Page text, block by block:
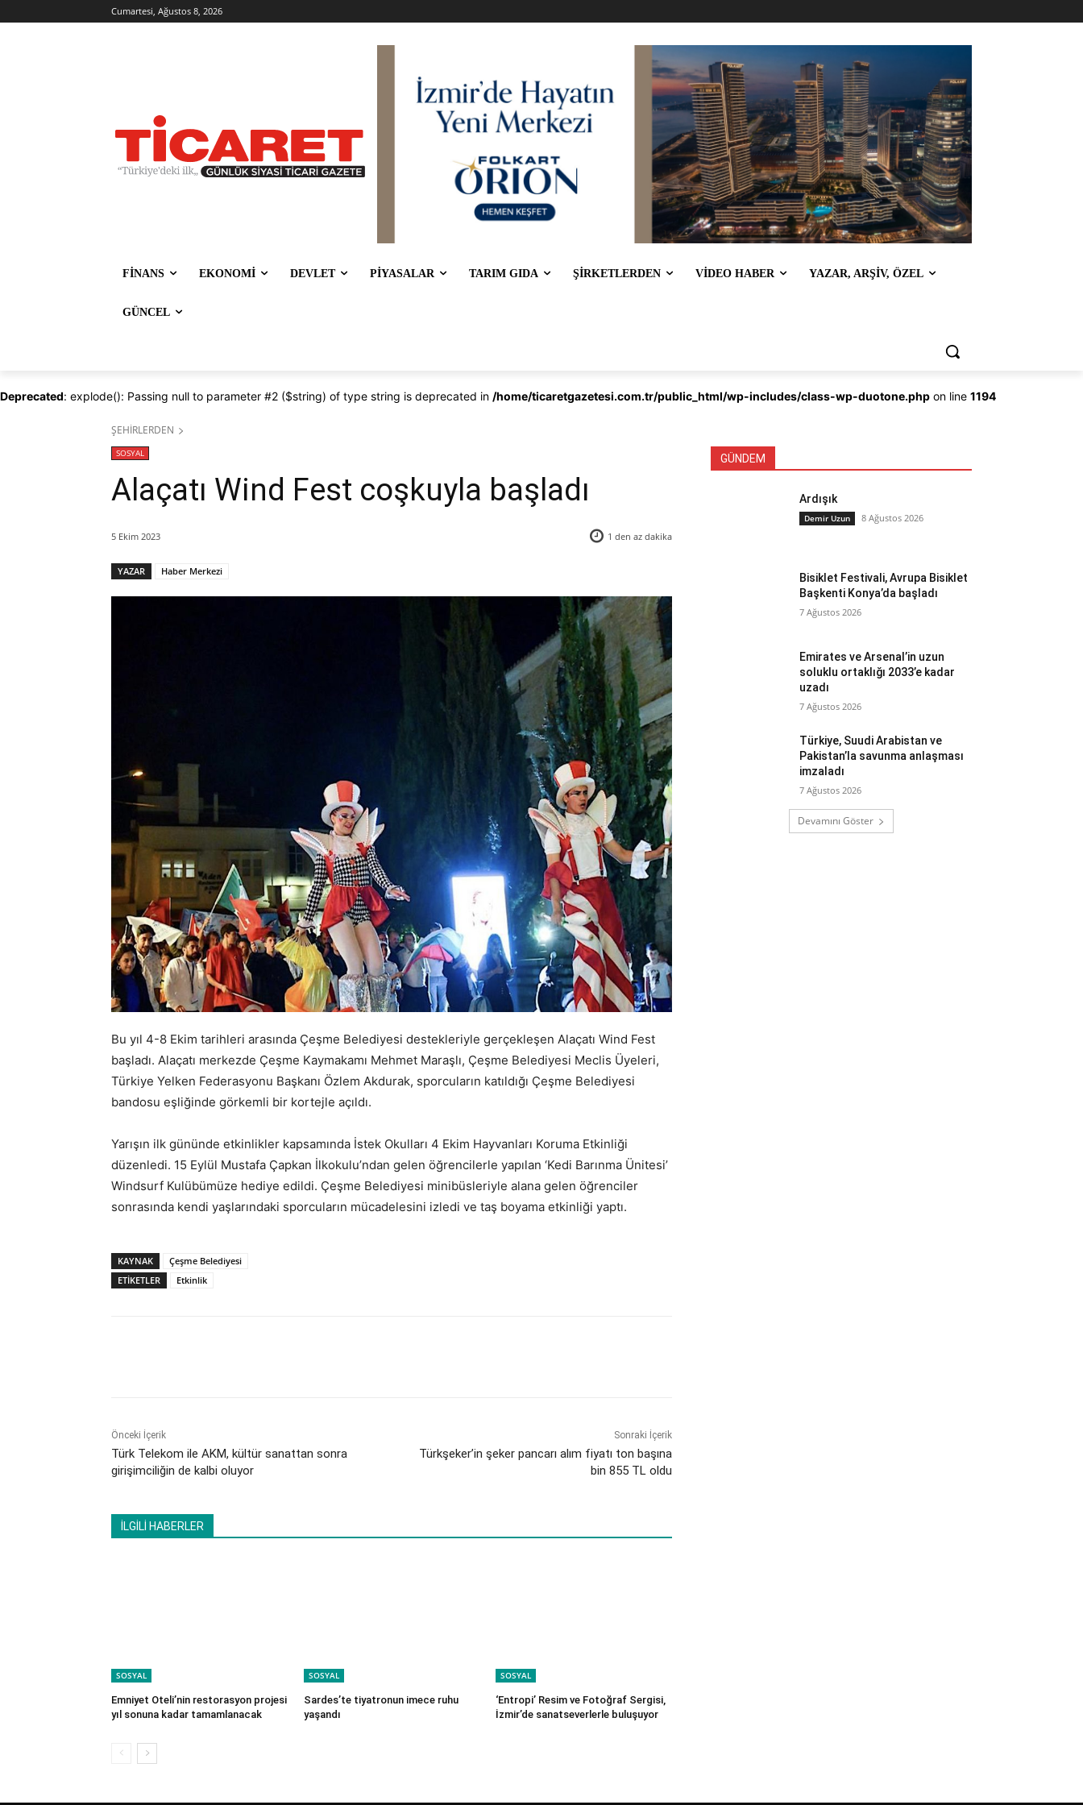
Cumartesi, Ağustos 8, 2026
FİNANS EKONOMİ DEVLET PİYASALAR TARIM GIDA ŞİRKETLERDEN VİDEO HABER YAZAR, ARŞİV, ÖZEL
GÜNCEL
Deprecated: explode(): Passing null to parameter #2 ($string) of type string is deprecated in /home/ticaretgazetesi.com.tr/public_html/wp-includes/class-wp-duotone.php on line 1194
ŞEHİRLERDEN
SOSYAL
Alaçatı Wind Fest coşkuyla başladı
5 Ekim 2023 1 den az dakika
YAZAR Haber Merkezi
Bu yıl 4-8 Ekim tarihleri arasında Çeşme Belediyesi destekleriyle gerçekleşen Alaçatı Wind Fest
başladı. Alaçatı merkezde Çeşme Kaymakamı Mehmet Maraşlı, Çeşme Belediyesi Meclis Üyeleri,
Türkiye Yelken Federasyonu Başkanı Özlem Akdurak, sporcuların katıldığı Çeşme Belediyesi
bandosu eşliğinde görkemli bir kortejle açıldı.
Yarışın ilk gününde etkinlikler kapsamında İstek Okulları 4 Ekim Hayvanları Koruma Etkinliği
düzenledi. 15 Eylül Mustafa Çapkan İlkokulu’ndan gelen öğrencilerle yapılan ‘Kedi Barınma Ünitesi’
Windsurf Kulübümüze hediye edildi. Çeşme Belediyesi minibüsleriyle alana gelen öğrenciler
sonrasında kendi yaşlarındaki sporcuların mücadelesini izledi ve taş boyama etkinliği yaptı.
KAYNAK
Çeşme Belediyesi
ETİKETLER
Etkinlik
Önceki İçerik
Türk Telekom ile AKM, kültür sanattan sonra
girişimciliğin de kalbi oluyor
Sonraki İçerik
Türkşeker’in şeker pancarı alım fiyatı ton başına
bin 855 TL oldu
İLGİLİ HABERLER
SOSYAL
Emniyet Oteli’nin restorasyon projesi
yıl sonuna kadar tamamlanacak
SOSYAL
Sardes’te tiyatronun imece ruhu
yaşandı
SOSYAL
‘Entropi’ Resim ve Fotoğraf Sergisi,
İzmir’de sanatseverlerle buluşuyor
GÜNDEM
Ardışık
Demir Uzun 8 Ağustos 2026
Bisiklet Festivali, Avrupa Bisiklet
Başkenti Konya’da başladı
7 Ağustos 2026
Emirates ve Arsenal’in uzun
soluklu ortaklığı 2033’e kadar
uzadı
7 Ağustos 2026
Türkiye, Suudi Arabistan ve
Pakistan’la savunma anlaşması
imzaladı
7 Ağustos 2026
Devamını Göster